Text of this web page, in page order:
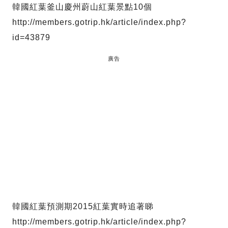
韓國紅葉釜山慶州蔚山紅葉景點10個
http://members.gotrip.hk/article/index.php?
id=43879
廣告
韓國紅葉預測期2015紅葉實時追著睇
http://members.gotrip.hk/article/index.php?